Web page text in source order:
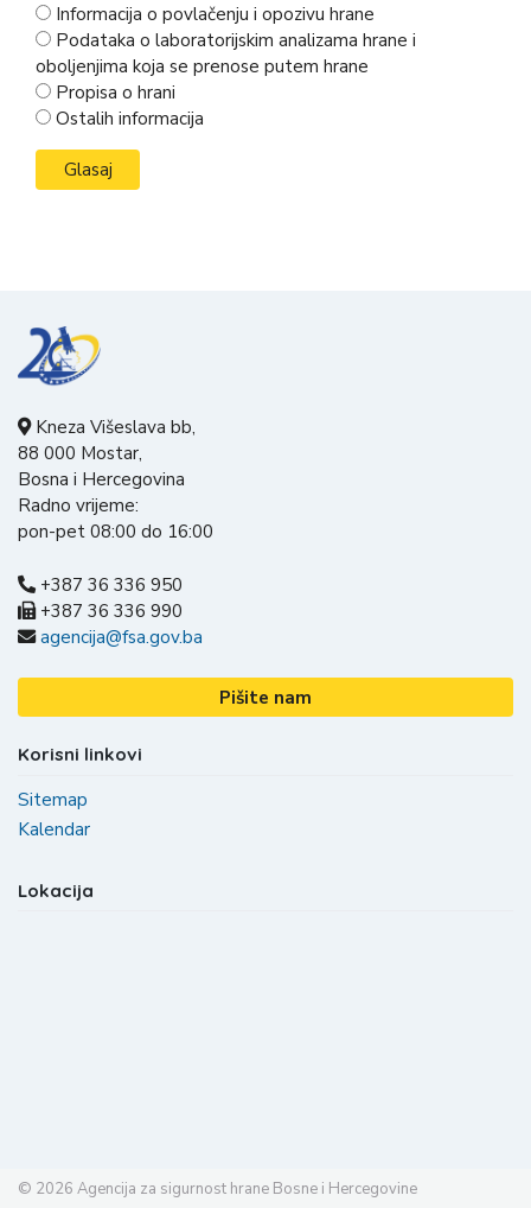
Informacija o povlačenju i opozivu hrane
Podataka o laboratorijskim analizama hrane i
oboljenjima koja se prenose putem hrane
Propisa o hrani
Ostalih informacija
Kneza Višeslava bb,
88 000 Mostar,
Bosna i Hercegovina
Radno vrijeme:
pon-pet 08:00 do 16:00
+387 36 336 950
+387 36 336 990
agencija@fsa.gov.ba
Pišite nam
Korisni linkovi
Sitemap
Kalendar
Lokacija
© 2026 Agencija za sigurnost hrane Bosne i Hercegovine